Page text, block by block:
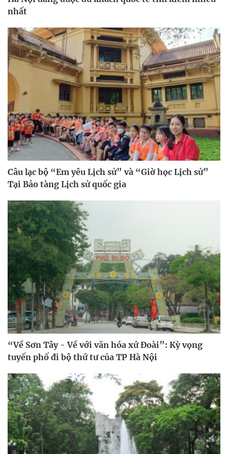
nhất
Câu lạc bộ “Em yêu Lịch sử” và “Giờ học Lịch sử”
Tại Bảo tàng Lịch sử quốc gia
“Về Sơn Tây - Về với văn hóa xứ Đoài”: Kỳ vọng
tuyến phố đi bộ thứ tư của TP Hà Nội